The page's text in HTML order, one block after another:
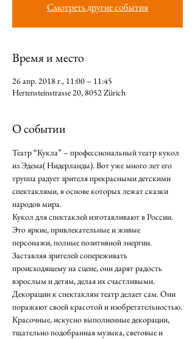
Смотреть другие события
Время и место
26 апр. 2018 г., 11:00 – 11:45
Hertensteinstrasse 20, 8052 Zürich
О событии
Театр “Кукла” – профессиональный театр кукол
из Эдема( Нидерланды). Вот уже много лет его
труппа радует зрителя прекрасными детскими
спектаклями, в основе которых лежат сказки
народов мира.
Кукол для спектаклей изготавливают в России.
Это яркие, привлекательные и живые
персонажи, полные позитивной энергии.
Заставляя зрителей сопереживать
происходящему на сцене, они дарят радость
взрослым и детям, делая их счастливыми.
Декорации к спектаклям театр делает сам. Они
поражают своей красотой и изобретательностью.
Красочные, искусно выполненные декорации,
тщательно подобранная музыка, световые и